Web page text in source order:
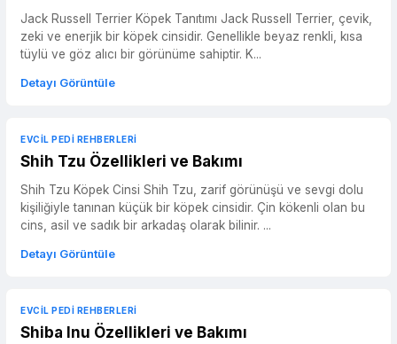
Jack Russell Terrier Köpek Tanıtımı Jack Russell Terrier, çevik,
zeki ve enerjik bir köpek cinsidir. Genellikle beyaz renkli, kısa
tüylü ve göz alıcı bir görünüme sahiptir. K...
Detayı Görüntüle
EVCIL PEDI REHBERLERI
Shih Tzu Özellikleri ve Bakımı
Shih Tzu Köpek Cinsi Shih Tzu, zarif görünüşü ve sevgi dolu
kişiliğiyle tanınan küçük bir köpek cinsidir. Çin kökenli olan bu
cins, asil ve sadık bir arkadaş olarak bilinir. ...
Detayı Görüntüle
EVCIL PEDI REHBERLERI
Shiba Inu Özellikleri ve Bakımı